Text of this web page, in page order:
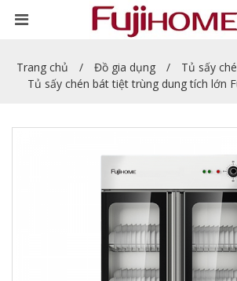
Trang chủ Đồ gia dụng
Tủ sấy
Tủ sấy chén bát tiệt trùng dung tích lớn